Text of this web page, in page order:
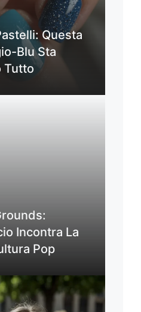
Questa
Blu Sta
Tutto
Incontra La
Pop